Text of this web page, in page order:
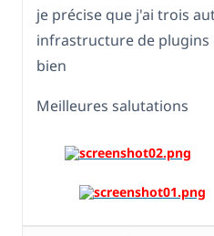
je précise que j'ai trois
infrastructure de
bien
Meilleures salutations